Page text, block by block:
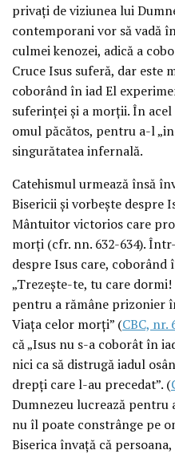
privaţi de viziunea lui
contemporani vor să vadă
culmei kenozei, adică a
Cruce Isus suferă, dar este
coborând în iad El
suferinţei şi a morţii. În
omul păcătos, pentru a-l
singurătatea infernală.
Catehismul urmează însă
Bisericii şi vorbeşte despre
Mântuitor victorios care
morţi (cfr. nn. 632-634).
despre Isus care, coborând
„Trezeşte-te, tu care
pentru a rămâne prizonier
Viaţa celor morţi” (CBC, nr.
că „Isus nu s-a coborât în
nici ca să distrugă iadul
drepţi care l-au precedat”. (
Dumnezeu lucrează pentru
nu îl poate constrânge pe
Biserica învaţă că